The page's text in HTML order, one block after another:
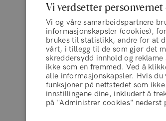
vilkår
Vi verdsetter
Vi og våre samarbeidspartnere
informasjonskapsler (cookies),
brukes til statistikk, andre for at
vårt, i tillegg til de som gjør det
skreddersydd innhold og
ikke som en fremmed. Ved å
alle informasjonskapsler. Hvis
funksjoner på nettstedet som
innstillingene dine, inkludert å
på "Administrer cookies" nederst